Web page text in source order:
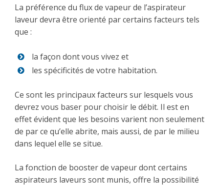
La préférence du flux de vapeur de l’aspirateur
laveur devra être orienté par certains facteurs tels
que :
la façon dont vous vivez et
les spécificités de votre habitation.
Ce sont les principaux facteurs sur lesquels vous
devrez vous baser pour choisir le débit. Il est en
effet évident que les besoins varient non seulement
de par ce qu’elle abrite, mais aussi, de par le milieu
dans lequel elle se situe.
La fonction de booster de vapeur dont certains
aspirateurs laveurs sont munis, offre la possibilité